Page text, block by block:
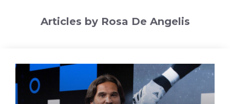
Articles by Rosa De Angelis